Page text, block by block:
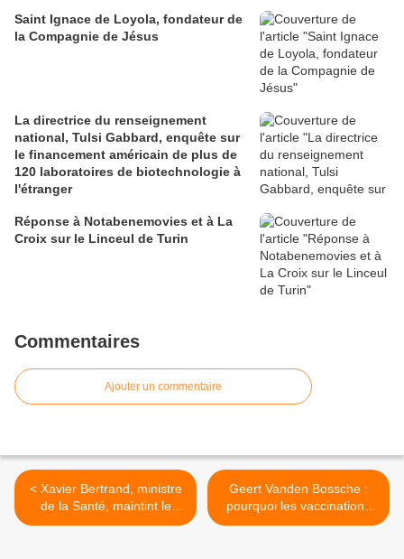
Saint Ignace de Loyola, fondateur de
la Compagnie de Jésus
La directrice du renseignement
national, Tulsi Gabbard, enquête sur
le financement américain de plus de
120 laboratoires de biotechnologie à
l'étranger
Réponse à Notabenemovies et à La
Croix sur le Linceul de Turin
Commentaires
Ajouter un commentaire
< Xavier Bertrand, ministre
de la Santé, maintint le
remboursement du
Geert Vanden Bossche :
pourquoi les vaccinations
de masse prolongent les